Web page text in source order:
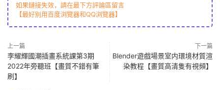
如果鏈接失效，請在最下方評論區留言
【最好别用百度浏覽器和QQ浏覽器】
上一篇
李耀輝國潮插畫系統課第3期
2022年旁聽班【畫質不錯有筆
刷】
下一篇
Blender遊戲場景室内環境材質渲
染教程【畫質高清隻有視頻】